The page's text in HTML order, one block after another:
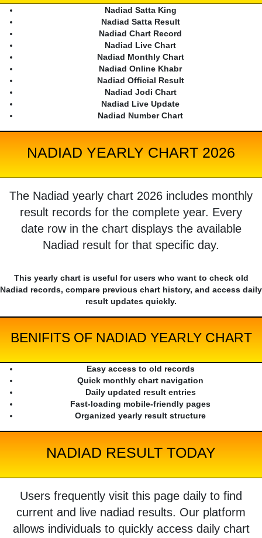
Nadiad Satta King
Nadiad Satta Result
Nadiad Chart Record
Nadiad Live Chart
Nadiad Monthly Chart
Nadiad Online Khabr
Nadiad Official Result
Nadiad Jodi Chart
Nadiad Live Update
Nadiad Number Chart
NADIAD YEARLY CHART 2026
The Nadiad yearly chart 2026 includes monthly
result records for the complete year. Every
date row in the chart displays the available
Nadiad result for that specific day.
This yearly chart is useful for users who want to check old
Nadiad records, compare previous chart history, and access daily
result updates quickly.
BENIFITS OF NADIAD YEARLY CHART
Easy access to old records
Quick monthly chart navigation
Daily updated result entries
Fast-loading mobile-friendly pages
Organized yearly result structure
NADIAD RESULT TODAY
Users frequently visit this page daily to find
current and live nadiad results. Our platform
allows individuals to quickly access daily chart